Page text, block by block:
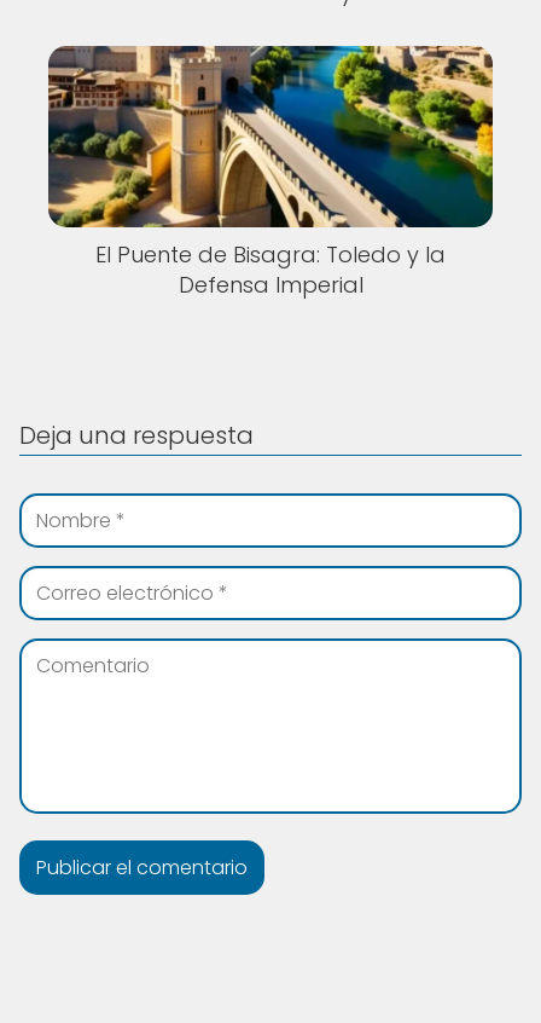
El Puente de Bisagra: Toledo y la
Defensa Imperial
Deja una respuesta